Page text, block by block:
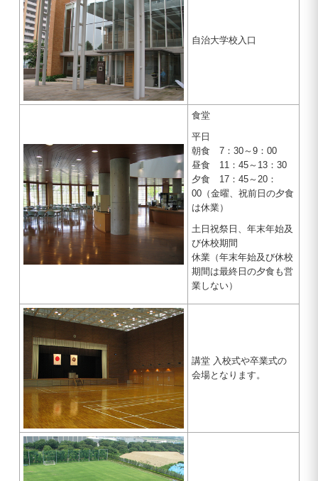
自治大学校入口
食堂
平日
朝食 7：30～9：00
昼食 11：45～13：30
夕食 17：45～20：
00（金曜、祝前日の夕食
は休業）
土日祝祭日、年末年始及
び休校期間
休業（年末年始及び休校
期間は最終日の夕食も営
業しない）
講堂 入校式や卒業式の
会場となります。